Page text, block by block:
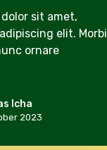
sit amet,
elit. Morbi
ornare
Icha
2023